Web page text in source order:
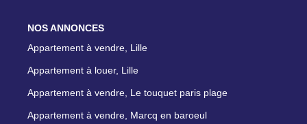
NOS ANNONCES
Appartement à vendre, Lille
Appartement à louer, Lille
Appartement à vendre, Le touquet paris plage
Appartement à vendre, Marcq en baroeul